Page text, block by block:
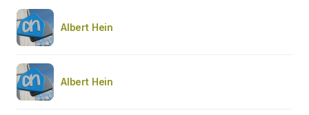
Albert Hein
Albert Hein